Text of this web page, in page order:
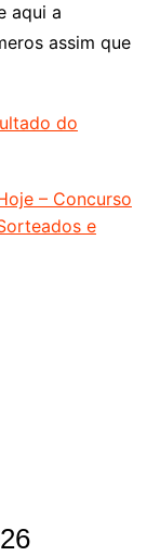
aqui a
assim que
do
– Concurso
e